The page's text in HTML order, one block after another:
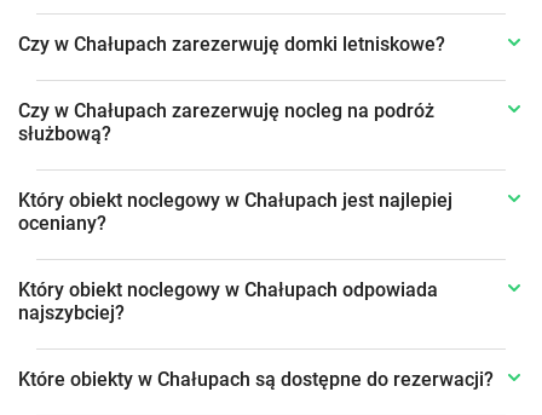
Czy w Chałupach zarezerwuję domki letniskowe?
Czy w Chałupach zarezerwuję nocleg na podróż
służbową?
Który obiekt noclegowy w Chałupach jest najlepiej
oceniany?
Który obiekt noclegowy w Chałupach odpowiada
najszybciej?
Które obiekty w Chałupach są dostępne do rezerwacji?